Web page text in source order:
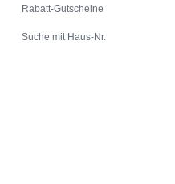
Rabatt-Gutscheine
Suche mit Haus-Nr.